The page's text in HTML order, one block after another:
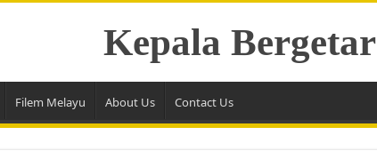
Kepala Bergetar
Filem Melayu About Us Contact Us